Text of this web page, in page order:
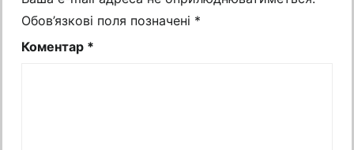
Обов’язкові поля позначені *
Коментар *